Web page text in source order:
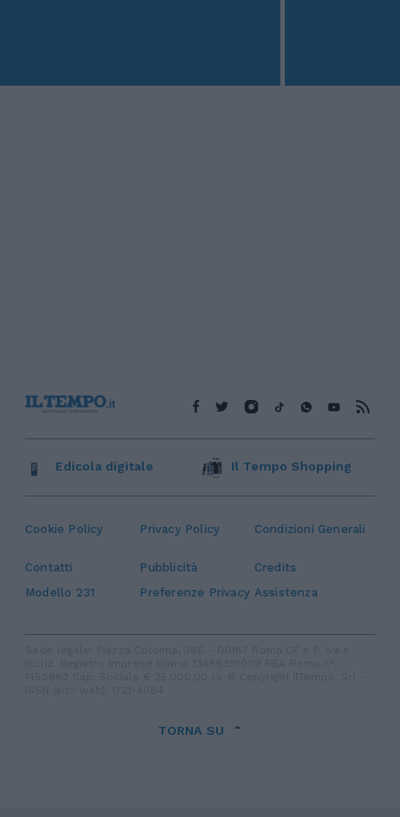
Cookie Policy Privacy Policy Condizioni Generali
Contatti Pubblicità
Credits
Modello 231
Preferenze Privacy Assistenza
Edicola digitale Il Tempo Shopping
TORNA SU